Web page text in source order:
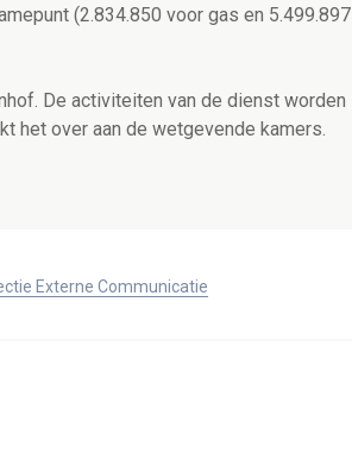
(2.834.850 voor gas en 5.499.897
De activiteiten van de dienst worden
het over aan de wetgevende kamers.
Externe Communicatie